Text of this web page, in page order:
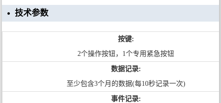
技术参数
按键:
2个操作按钮，1个专用紧急按钮
数据记录:
至少包含3个月的数据(每10秒记录一次)
事件记录: